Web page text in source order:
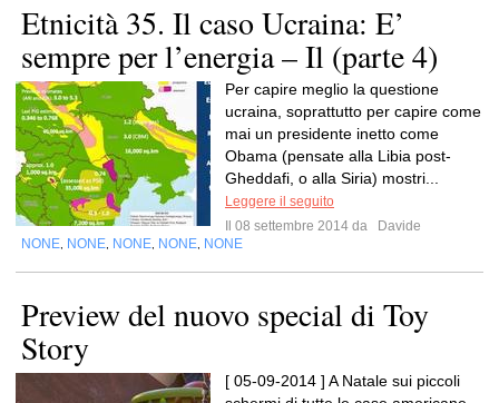
Etnicità 35. Il caso Ucraina: E’
sempre per l’energia – Il (parte 4)
Per capire meglio la questione
ucraina, soprattutto per capire come
mai un presidente inetto come
Obama (pensate alla Libia post-
Gheddafi, o alla Siria) mostri...
Leggere il seguito
Il 08 settembre 2014 da
Davide
NONE NONE NONE NONE NONE
Preview del nuovo special di Toy
Story
[ 05-09-2014 ] A Natale sui piccoli